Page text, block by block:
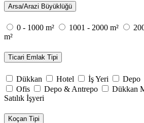
Arsa/Arazi Büyüklüğü
0 - 1000 m² 1001 - 2000 m²
m²
Ticari Emlak Tipi
Dükkan Hotel İş Yeri Depo
Ofis
Depo & Antrepo Dükkan
Satılık İşyeri
Koçan Tipi